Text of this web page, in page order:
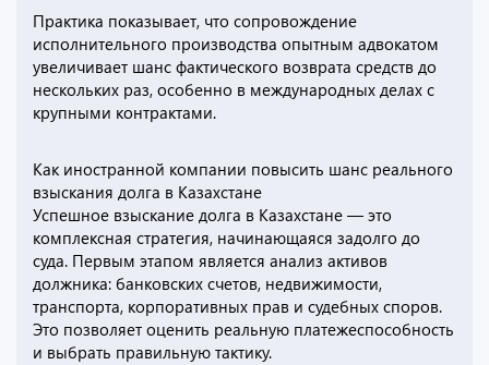
Практика показывает, что сопровождение
исполнительного производства опытным адвокатом
увеличивает шанс фактического возврата средств до
нескольких раз, особенно в международных делах с
крупными контрактами.
Как иностранной компании повысить шанс реального
взыскания долга в Казахстане
Успешное взыскание долга в Казахстане — это
комплексная стратегия, начинающаяся задолго до
суда. Первым этапом является анализ активов
должника: банковских счетов, недвижимости,
транспорта, корпоративных прав и судебных споров.
Это позволяет оценить реальную платежеспособность
и выбрать правильную тактику.